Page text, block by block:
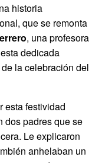
historia
que se remonta
, una profesora
dedicada
la celebración del
esta festividad
dos padres que se
Le explicaron
anhelaban un